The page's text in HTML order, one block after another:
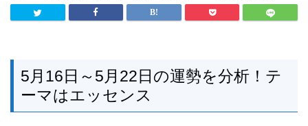
5月16日～5月22日の運勢を分析！テ
ーマはエッセンス